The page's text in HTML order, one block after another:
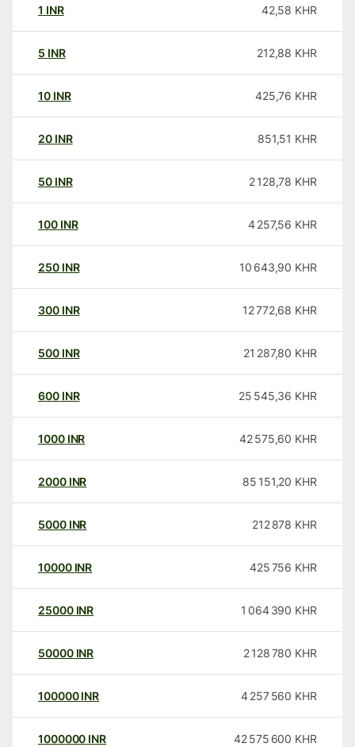
1 INR 42,58 KHR
5 INR 212,88 KHR
10 INR 425,76 KHR
20 INR 851,51 KHR
50 INR 2 128,78 KHR
100 INR 4 257,56 KHR
250 INR 10 643,90 KHR
300 INR 12 772,68 KHR
500 INR 21 287,80 KHR
600 INR 25 545,36 KHR
1000 INR 42 575,60 KHR
2000 INR 85 151,20 KHR
5000 INR 212 878 KHR
10000 INR 425 756 KHR
25000 INR 1 064 390 KHR
50000 INR 2 128 780 KHR
100000 INR 4 257 560 KHR
1000000 INR 42 575 600 KHR